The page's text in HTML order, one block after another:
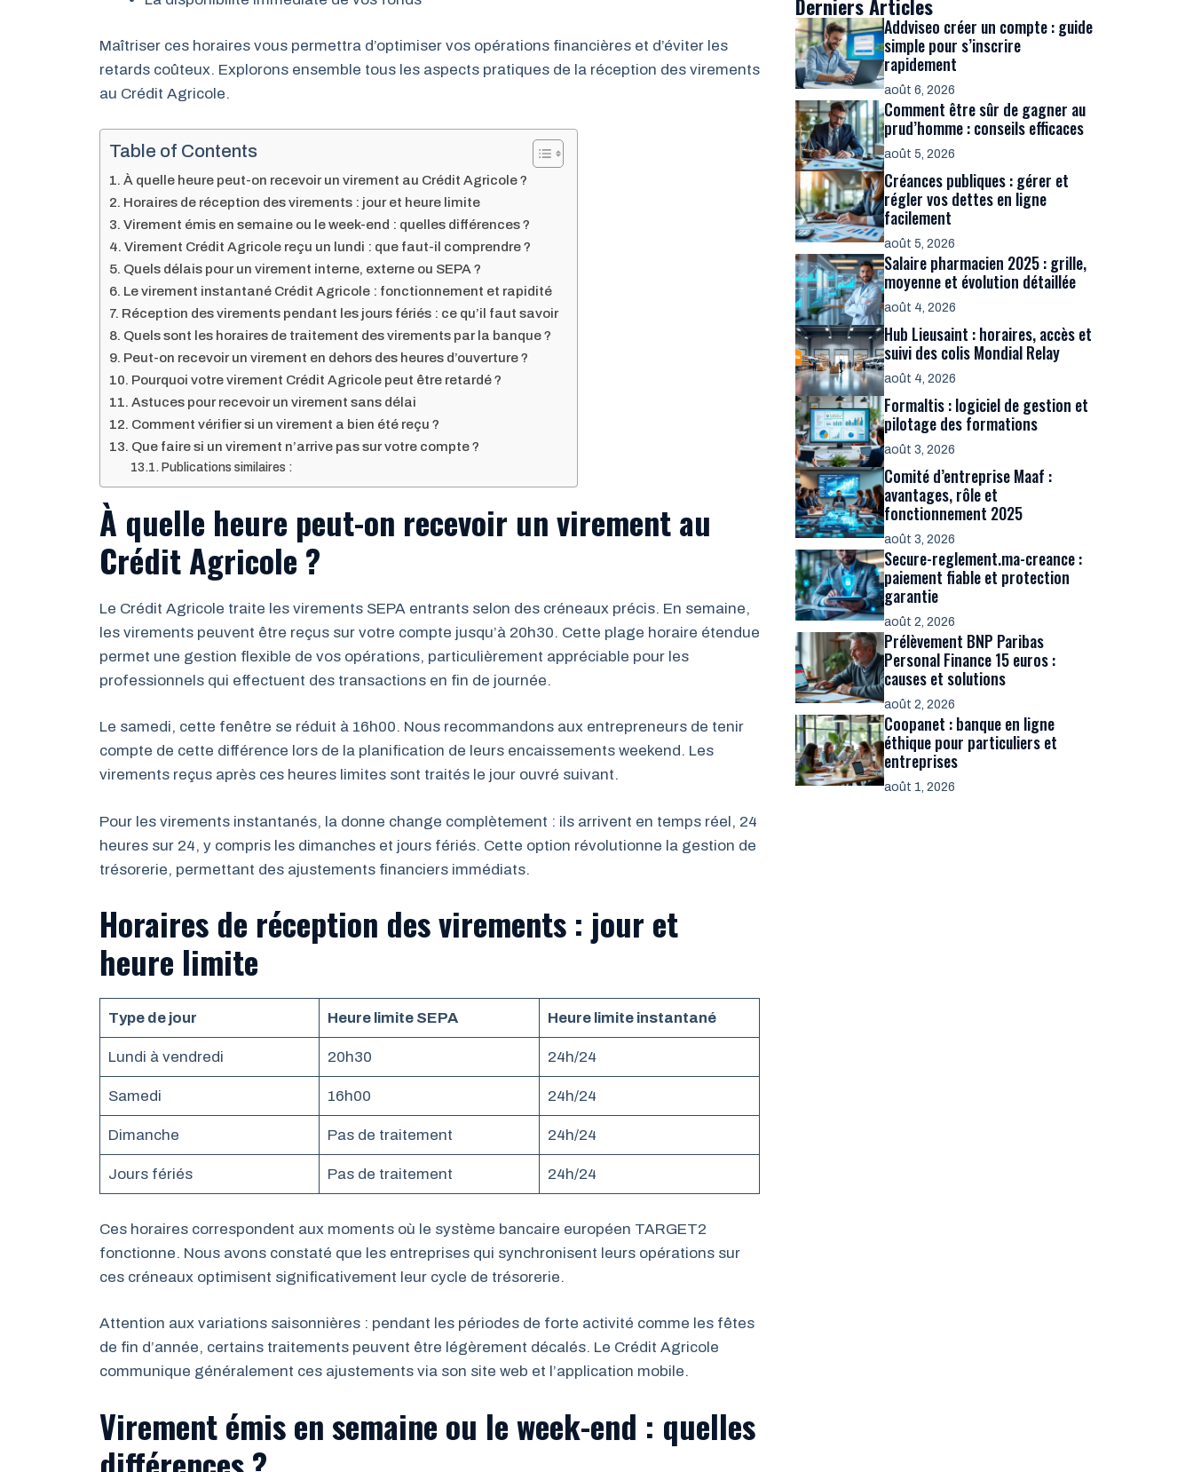
Maîtriser ces horaires vous permettra d’optimiser vos opérations financières et d’éviter les
retards coûteux. Explorons ensemble tous les aspects pratiques de la réception des virements
au Crédit Agricole.
Table of Contents
À quelle heure peut-on recevoir un virement au Crédit Agricole ?
Horaires de réception des virements : jour et heure limite
Virement émis en semaine ou le week-end : quelles différences ?
Virement Crédit Agricole reçu un lundi : que faut-il comprendre ?
Quels délais pour un virement interne, externe ou SEPA ?
Le virement instantané Crédit Agricole : fonctionnement et rapidité
Réception des virements pendant les jours fériés : ce qu’il faut savoir
Quels sont les horaires de traitement des virements par la banque ?
Peut-on recevoir un virement en dehors des heures d’ouverture ?
Pourquoi votre virement Crédit Agricole peut être retardé ?
Astuces pour recevoir un virement sans délai
Comment vérifier si un virement a bien été reçu ?
Que faire si un virement n’arrive pas sur votre compte ?
Publications similaires :
À quelle heure peut-on recevoir un virement au
Crédit Agricole ?
Le Crédit Agricole traite les virements SEPA entrants selon des créneaux précis. En semaine,
les virements peuvent être reçus sur votre compte jusqu’à 20h30. Cette plage horaire étendue
permet une gestion flexible de vos opérations, particulièrement appréciable pour les
professionnels qui effectuent des transactions en fin de journée.
Le samedi, cette fenêtre se réduit à 16h00. Nous recommandons aux entrepreneurs de tenir
compte de cette différence lors de la planification de leurs encaissements weekend. Les
virements reçus après ces heures limites sont traités le jour ouvré suivant.
Pour les virements instantanés, la donne change complètement : ils arrivent en temps réel, 24
heures sur 24, y compris les dimanches et jours fériés. Cette option révolutionne la gestion de
trésorerie, permettant des ajustements financiers immédiats.
Horaires de réception des virements : jour et
heure limite
Type de jour Heure limite SEPA Heure limite instantané
Lundi à vendredi 20h30 24h/24
Samedi 16h00 24h/24
Dimanche Pas de traitement 24h/24
Jours fériés Pas de traitement 24h/24
Ces horaires correspondent aux moments où le système bancaire européen TARGET2
fonctionne. Nous avons constaté que les entreprises qui synchronisent leurs opérations sur
ces créneaux optimisent significativement leur cycle de trésorerie.
Attention aux variations saisonnières : pendant les périodes de forte activité comme les fêtes
de fin d’année, certains traitements peuvent être légèrement décalés. Le Crédit Agricole
communique généralement ces ajustements via son site web et l’application mobile.
Virement émis en semaine ou le week-end : quelles
Derniers Articles
Addviseo créer un compte : guide
simple pour s’inscrire
rapidement
août 6, 2026
Comment être sûr de gagner au
prud’homme : conseils efficaces
août 5, 2026
Créances publiques : gérer et
régler vos dettes en ligne
facilement
août 5, 2026
Salaire pharmacien 2025 : grille,
moyenne et évolution détaillée
août 4, 2026
Hub Lieusaint : horaires, accès et
suivi des colis Mondial Relay
août 4, 2026
Formaltis : logiciel de gestion et
pilotage des formations
août 3, 2026
Comité d’entreprise Maaf :
avantages, rôle et
fonctionnement 2025
août 3, 2026
Secure-reglement.ma-creance :
paiement fiable et protection
garantie
août 2, 2026
Prélèvement BNP Paribas
Personal Finance 15 euros :
causes et solutions
août 2, 2026
Coopanet : banque en ligne
éthique pour particuliers et
entreprises
août 1, 2026